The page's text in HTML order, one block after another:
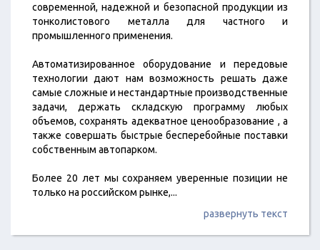
современной, надежной и безопасной продукции из
тонколистового металла для частного и
промышленного применения.
Автоматизированное оборудование и передовые
технологии дают нам возможность решать даже
самые сложные и нестандартные производственные
задачи, держать складскую программу любых
объемов, сохранять адекватное ценообразование , а
также совершать быстрые бесперебойные поставки
собственным автопарком.
Более 20 лет мы сохраняем уверенные позиции не
только на российском рынке,...
развернуть текст